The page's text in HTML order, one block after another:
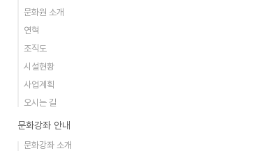
문화원 소개
연혁
조직도
시설현황
사업계획
오시는 길
문화강좌 안내
문화강좌 소개